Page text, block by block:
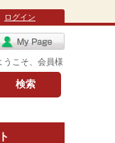
ログイン
うこそ、会員様
検索